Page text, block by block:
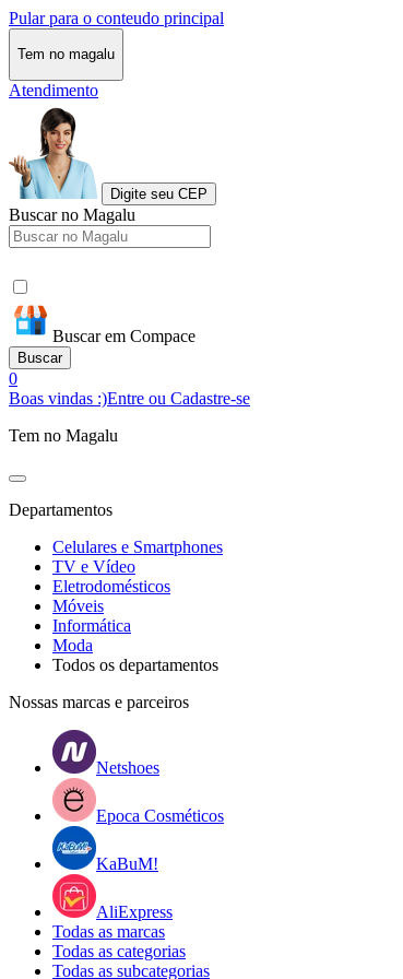
Pular para o conteudo principal
Tem no magalu
Atendimento
Digite seu CEP
Buscar no Magalu
Buscar em Compace
Buscar
0
Boas vindas :)Entre ou Cadastre-se
Tem no Magalu
Departamentos
Celulares e Smartphones
TV e Vídeo
Eletrodomésticos
Móveis
Informática
Moda
Todos os departamentos
Nossas marcas e parceiros
Netshoes
Epoca Cosméticos
KaBuM!
AliExpress
Todas as marcas
Todas as categorias
Todas as subcategorias